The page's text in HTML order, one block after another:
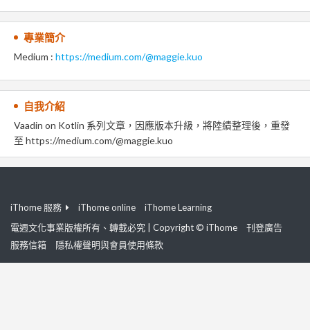
專業簡介
Medium : https://medium.com/@maggie.kuo
自我介紹
Vaadin on Kotlin 系列文章，因應版本升級，將陸績整理後，重發
至 https://medium.com/@maggie.kuo
iThome 服務 iThome online
iThome Learning
電週文化事業版權所有、轉載必究 | Copyright © iThome
刊登廣告
服務信箱
隱私權聲明與會員使用條款